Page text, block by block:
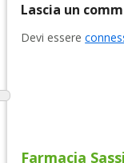
Lascia un
Devi essere
Farmacia Sassi